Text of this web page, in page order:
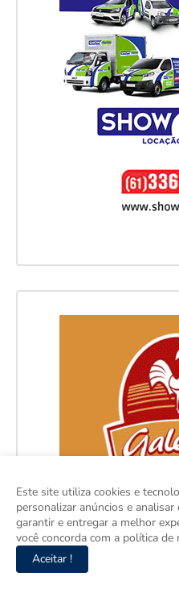
Este site utiliza cookies e
personalizar anúncios e
garantir e entregar a melhor
você concorda com a política
Aceitar !